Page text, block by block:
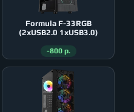
Formula F-33RGB
(2xUSB2.0 1xUSB3.0)
-800 р.